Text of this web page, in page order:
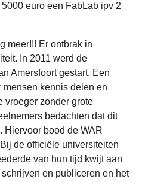
euro een FabLab ipv 2
meer!!! Er ontbrak in
In 2011 werd de
Amersfoort gestart. Een
kennis delen en
vroeger zonder grote
bedachten dat dit
Hiervoor bood de WAR
de officiële universiteiten
van hun tijd kwijt aan
en publiceren en het